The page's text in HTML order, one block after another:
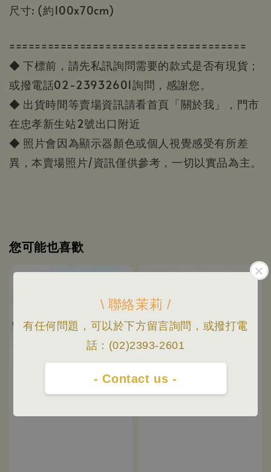
\ 聯絡茉莉 /
有任何問題，可以於下方留言詢問，或撥打電
話：(02)2393-2601
- Contact us -
尺寸: (約100x70cm)
=====================================
◆ 下標前，請先私訊詢問需要的款式是否有現貨；
或撥電話02-23932601詢問，感謝您。
◆ 出貨時間等賣場資訊請看首頁「關於我」，門市
在忠孝新生站2號出口附近
◆ 照片會因為顯示器顏色或個人視覺感受有所差
異，本賣場照片/資訊僅供參考，一切以實品為主。
您可能也喜歡